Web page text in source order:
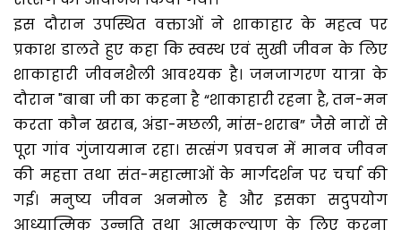
इस दौरान उपस्थित वक्ताओं ने शाकाहार के महत्व पर
प्रकाश डालते हुए कहा कि स्वस्थ एवं सुखी जीवन के लिए
शाकाहारी जीवनशैली आवश्यक है। जनजागरण यात्रा के
दौरान "बाबा जी का कहना है “शाकाहारी रहना है, तन-मन
करता कौन खराब, अंडा-मछली, मांस-शराब” जैसे नारों से
पूरा गांव गुंजायमान रहा। सत्संग प्रवचन में मानव जीवन
की महत्ता तथा संत-महात्माओं के मार्गदर्शन पर चर्चा की
गई। मनुष्य जीवन अनमोल है और इसका सदुपयोग
आध्यात्मिक उन्नति तथा आत्मकल्याण के लिए करना